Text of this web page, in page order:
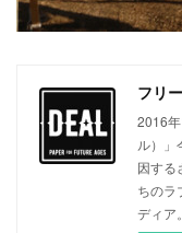
フリ
2016
ル）」
因する
ちのラ
ディア。